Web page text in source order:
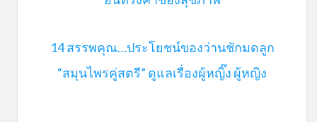
14 สรรพคุณ…ประโยชน์ของว่านชักมดลูก
“สมุนไพรคู่สตรี” ดูแลเรื่องผู้หญิ๊ง ผู้หญิง